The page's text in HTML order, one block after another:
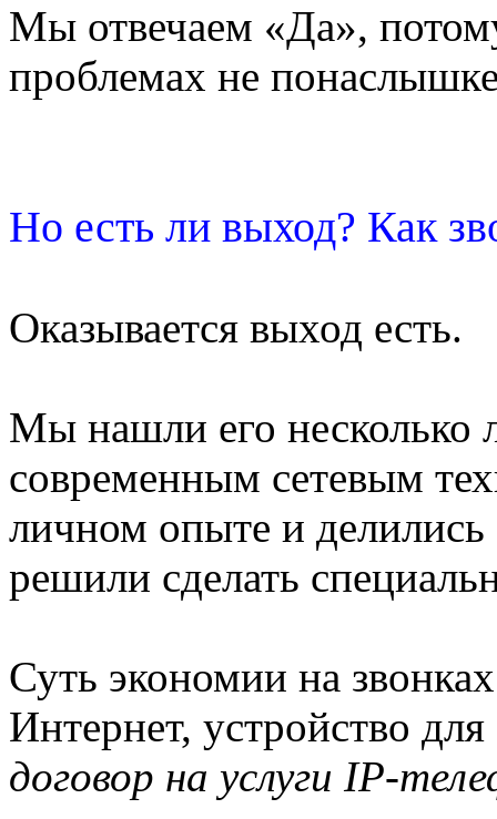
Мы отвечаем «Да»,
проблемах не
Но есть ли выход? Как
Оказывается выход есть.
Мы нашли его несколько
современным сетевым
личном опыте и
решили сделать
Суть экономии на
Интернет, устройство
договор на услуги IP-